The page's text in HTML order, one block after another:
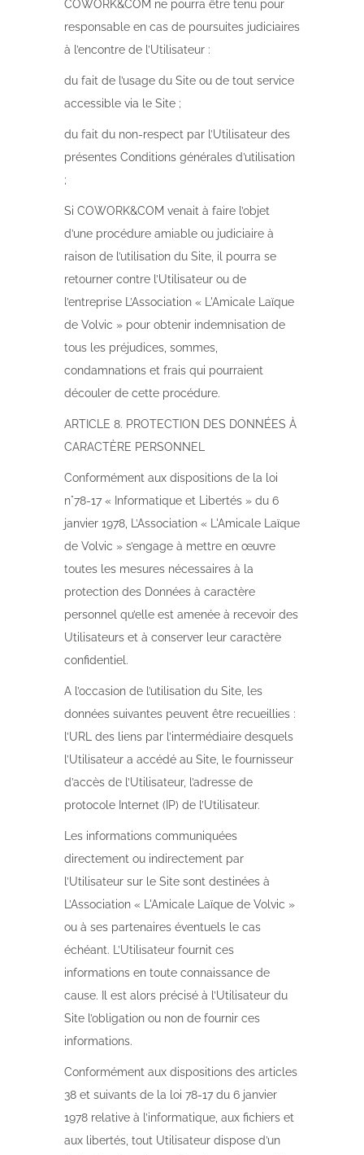
COWORK&COM ne pourra être tenu pour
responsable en cas de poursuites judiciaires
à l’encontre de l’Utilisateur :
du fait de l’usage du Site ou de tout service
accessible via le Site ;
du fait du non-respect par l’Utilisateur des
présentes Conditions générales d’utilisation
;
Si COWORK&COM venait à faire l’objet
d’une procédure amiable ou judiciaire à
raison de l’utilisation du Site, il pourra se
retourner contre l’Utilisateur ou de
l’entreprise L’Association « L'Amicale Laïque
de Volvic » pour obtenir indemnisation de
tous les préjudices, sommes,
condamnations et frais qui pourraient
découler de cette procédure.
ARTICLE 8. PROTECTION DES DONNÉES À
CARACTÈRE PERSONNEL
Conformément aux dispositions de la loi
n°78-17 « Informatique et Libertés » du 6
janvier 1978, L’Association « L'Amicale Laïque
de Volvic » s’engage à mettre en œuvre
toutes les mesures nécessaires à la
protection des Données à caractère
personnel qu’elle est amenée à recevoir des
Utilisateurs et à conserver leur caractère
confidentiel.
A l’occasion de l’utilisation du Site, les
données suivantes peuvent être recueillies :
l’URL des liens par l’intermédiaire desquels
l’Utilisateur a accédé au Site, le fournisseur
d’accès de l’Utilisateur, l’adresse de
protocole Internet (IP) de l’Utilisateur.
Les informations communiquées
directement ou indirectement par
l’Utilisateur sur le Site sont destinées à
L’Association « L'Amicale Laïque de Volvic »
ou à ses partenaires éventuels le cas
échéant. L’Utilisateur fournit ces
informations en toute connaissance de
cause. Il est alors précisé à l’Utilisateur du
Site l’obligation ou non de fournir ces
informations.
Conformément aux dispositions des articles
38 et suivants de la loi 78-17 du 6 janvier
1978 relative à l’informatique, aux fichiers et
aux libertés, tout Utilisateur dispose d’un